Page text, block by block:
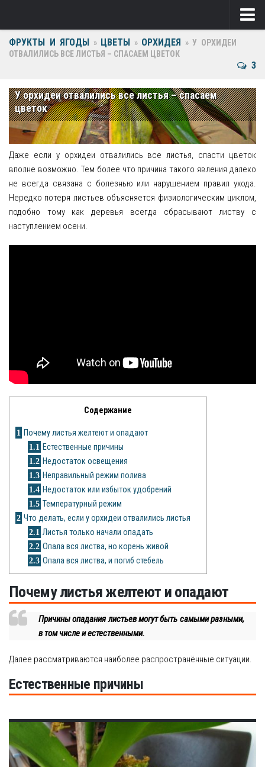
Ягоды
Клубника
Крыжовник
Малина
Фрукты
Ежевика
Драцена
Замиокулькас
Рецепты
О сайте
ФРУКТЫ И ЯГОДЫ » ЦВЕТЫ » ОРХИДЕЯ »У ОРХИДЕИ
ОТВАЛИЛИСЬ ВСЕ ЛИСТЬЯ – СПАСАЕМ ЦВЕТОК
3
У орхидеи отвалились все листья – спасаем
цветок
Даже если у орхидеи отвалились все листья, спасти цветок
вполне возможно. Тем более что причина такого явления далеко
не всегда связана с болезнью или нарушением правил ухода.
Нередко потеря листьев объясняется физиологическим циклом,
подобно тому как деревья всегда сбрасывают листву с
наступлением осени.
Содержание
1 Почему листья желтеют и опадают
1.1 Естественные причины
1.2 Недостаток освещения
1.3 Неправильный режим полива
1.4 Недостаток или избыток удобрений
1.5 Температурный режим
2 Что делать, если у орхидеи отвалились листья
2.1 Листья только начали опадать
2.2 Опала вся листва, но корень живой
2.3 Опала вся листва, и погиб стебель
Почему листья желтеют и опадают
Причины опадания листьев могут быть самыми разными,
в том числе и естественными.
Далее рассматриваются наиболее распространённые ситуации.
Естественные причины